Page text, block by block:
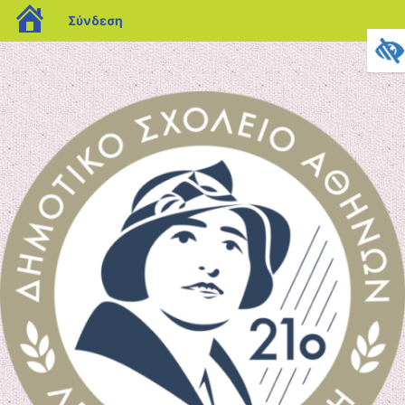
blogs.sch.gr
Σύνδεση